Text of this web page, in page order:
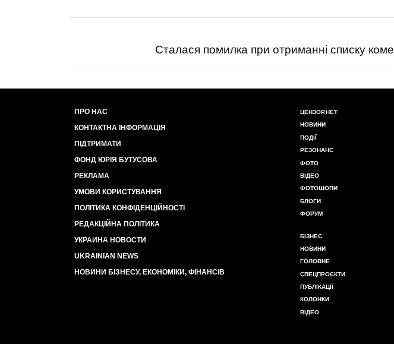
Сталася помилка при отриманні списку
ПРО НАС
КОНТАКТНА ІНФОРМАЦІЯ
ПІДТРИМАТИ
ФОНД ЮРІЯ БУТУСОВА
РЕКЛАМА
УМОВИ КОРИСТУВАННЯ
ПОЛІТИКА КОНФІДЕНЦІЙНОСТІ
РЕДАКЦІЙНА ПОЛІТИКА
УКРАИНА НОВОСТИ
UKRAINIAN NEWS
НОВИНИ БІЗНЕСУ, ЕКОНОМІКИ, ФІНАНСІВ
ЦЕНЗОР.НЕТ
НОВИНИ
ПОДІЇ
РЕЗОНАНС
ФОТО
ВІДЕО
ФОТОШОПИ
БЛОГИ
ФОРУМ
БІЗНЕС
НОВИНИ
ГОЛОВНЕ
СПЕЦПРОЄКТИ
ПУБЛІКАЦІЇ
КОЛОНКИ
ВІДЕО